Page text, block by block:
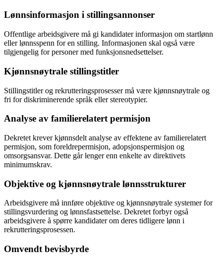
Lønnsinformasjon i stillingsannonser
Offentlige arbeidsgivere må gi kandidater informasjon om startlønn
eller lønnsspenn for en stilling. Informasjonen skal også være
tilgjengelig for personer med funksjonsnedsettelser.
Kjønnsnøytrale stillingstitler
Stillingstitler og rekrutteringsprosesser må være kjønnsnøytrale og
fri for diskriminerende språk eller stereotypier.
Analyse av familierelatert permisjon
Dekretet krever kjønnsdelt analyse av effektene av familierelatert
permisjon, som foreldrepermisjon, adopsjonspermisjon og
omsorgsansvar. Dette går lenger enn enkelte av direktivets
minimumskrav.
Objektive og kjønnsnøytrale lønnsstrukturer
Arbeidsgivere må innføre objektive og kjønnsnøytrale systemer for
stillingsvurdering og lønnsfastsettelse. Dekretet forbyr også
arbeidsgivere å spørre kandidater om deres tidligere lønn i
rekrutteringsprosessen.
Omvendt bevisbyrde